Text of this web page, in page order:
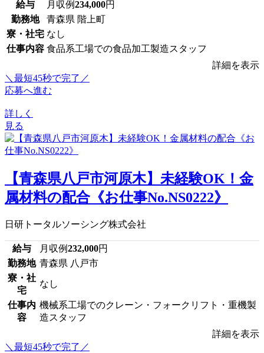
給与 月収例234,000円
勤務地
青森県 階上町
寮・社宅 なし
仕事内容 食品系工場での食品加工製造スタッフ
詳細を表示
＼最短45秒で完了／
応募へ進む
詳しく
見る
【青森県八戸市河原木】未経験OK！金
属材料の配合《お仕事No.NS0222》
日研トータルソーシング株式会社
給与 月収例232,000円
勤務地 青森県 八戸市
寮・社
宅
なし
仕事内
容
機械系工場でのクレーン・フォークリフト・重機製
造スタッフ
詳細を表示
＼最短45秒で完了／